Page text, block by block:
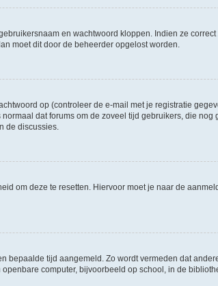
en wachtwoord kloppen. Indien ze
moet dit door de beheerder opgelost worden.
op (controleer de e-mail met je registratie
dat forums om de zoveel tijd gebruikers, die
de discussies.
om deze te resetten. Hiervoor moet je naar de
bepaalde tijd aangemeld. Zo wordt vermeden dat
computer, bijvoorbeeld op school, in de